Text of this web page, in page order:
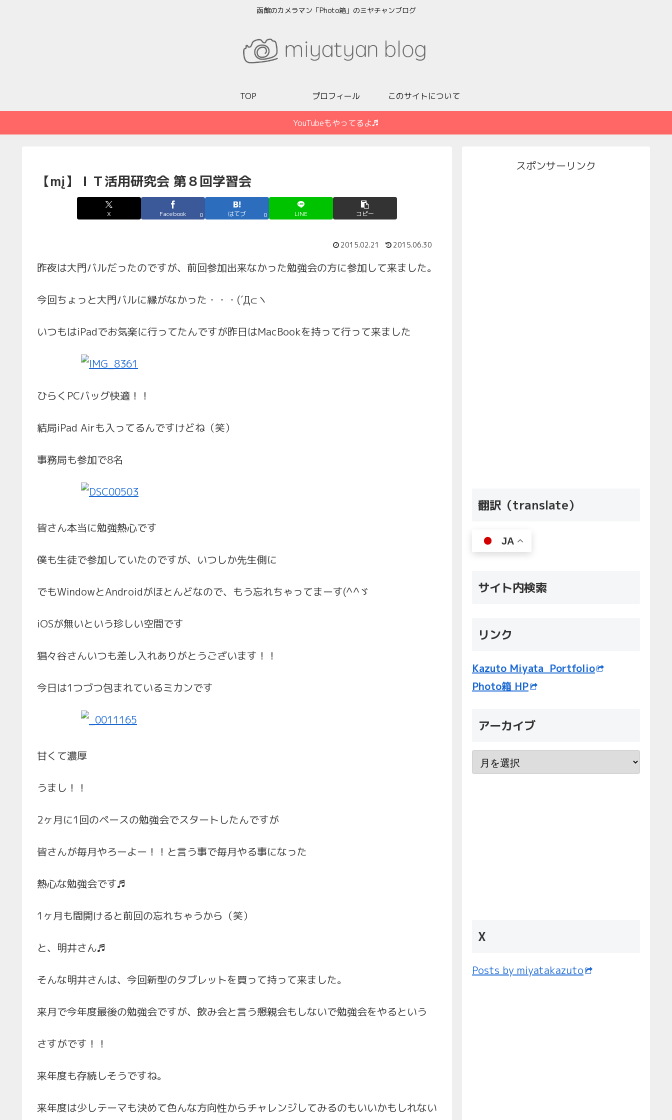
函館のカメラマン「Photo箱」のミヤチャンブログ
TOP プロフィール このサイトについて
YouTubeもやってるよ♬
【mį】ＩＴ活用研究会 第８回学習会
X Facebook 0 はてブ 0 LINE コピー
2015.02.21 2015.06.30
昨夜は大門バルだったのですが、前回参加出来なかった勉強会の方に参加して来ました。
今回ちょっと大門バルに縁がなかった・・・(´Д⊂ヽ
いつもはiPadでお気楽に行ってたんですが昨日はMacBookを持って行って来ました
ひらくPCバッグ快適！！
結局iPad Airも入ってるんですけどね（笑）
事務局も参加で8名
皆さん本当に勉強熱心です
僕も生徒で参加していたのですが、いつしか先生側に
でもWindowとAndroidがほとんどなので、もう忘れちゃってまーす(^^ゞ
iOSが無いという珍しい空間です
猖々谷さんいつも差し入れありがとうございます！！
今日は1つづつ包まれているミカンです
甘くて濃厚
うまし！！
2ヶ月に1回のペースの勉強会でスタートしたんですが
皆さんが毎月やろーよー！！と言う事で毎月やる事になった
熱心な勉強会です♬
1ヶ月も間開けると前回の忘れちゃうから（笑）
と、明井さん♬
そんな明井さんは、今回新型のタブレットを買って持って来ました。
来月で今年度最後の勉強会ですが、飲み会と言う懇親会もしないで勉強会をやるという
さすがです！！
来年度も存続しそうですね。
来年度は少しテーマも決めて色んな方向性からチャレンジしてみるのもいいかもしれない
スポンサーリンク
翻訳（translate）
JA
サイト内検索
リンク
Kazuto Miyata Portfolio
Photo箱 HP
アーカイブ
X
Posts by miyatakazuto